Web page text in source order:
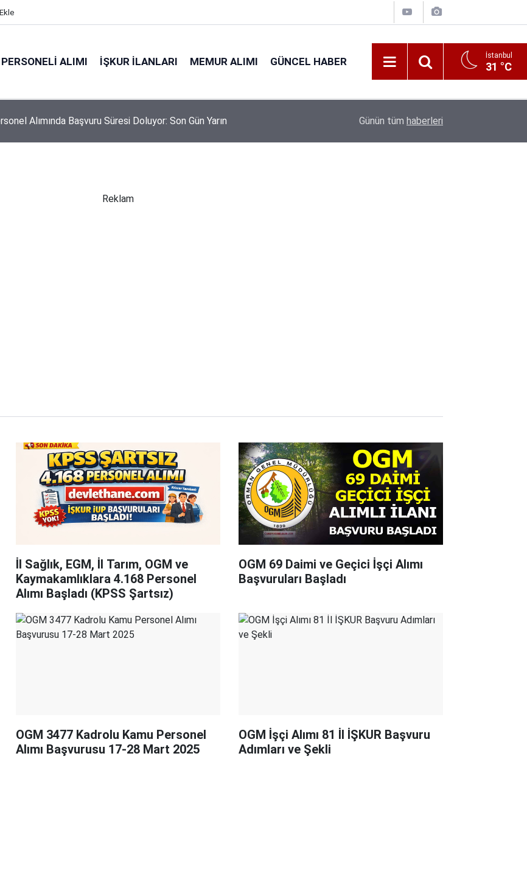
ALIMI İŞKUR İLANLARI MEMUR ALIMI GÜNCEL HABER İstanbul
31 °C
Alımında Başvuru Süresi Doluyor: Son Gün Yarın Kıyı Emniyeti Genel Müdürlüğü 26 İşçi Alımı
Günün tüm haberleri
Reklam
İl Sağlık, EGM, İl Tarım, OGM ve
Kaymakamlıklara 4.168 Personel
Alımı Başladı (KPSS Şartsız)
OGM 69 Daimi ve Geçici İşçi Alımı
Başvuruları Başladı
OGM 3477 Kadrolu Kamu Personel
Alımı Başvurusu 17-28 Mart 2025
OGM İşçi Alımı 81 İl İŞKUR Başvuru
Adımları ve Şekli